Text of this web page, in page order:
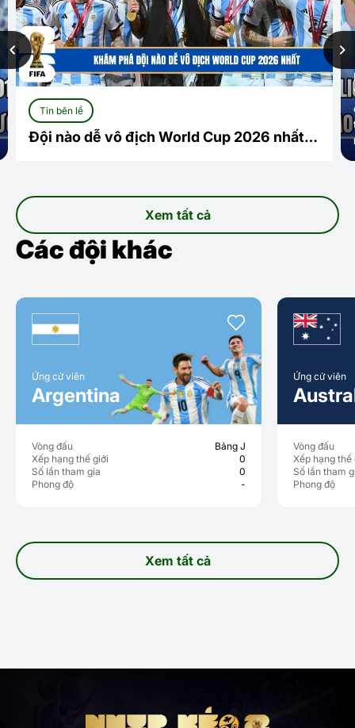
Xem tất cả
Tin bên lề
Đội nào dễ vô địch World Cup 2026 nhất?
Các đội khác
Xem tất cả
Ứng cử viên
Argentina
Vòng đấu
Bảng J
Xếp hạng thế giới
Số lần tham gia
Phong độ
Ứng cử viên
Vòng đấu
Xếp hạng thế
Số lần tham gia
Phong độ